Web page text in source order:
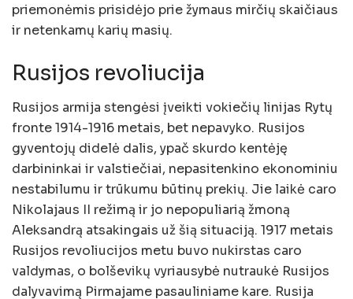
priemonėmis prisidėjo prie žymaus mirčių skaičiaus
ir netenkamų karių masių.
Rusijos revoliucija
Rusijos armija stengėsi įveikti vokiečių linijas Rytų
fronte 1914-1916 metais, bet nepavyko. Rusijos
gyventojų didelė dalis, ypač skurdo kentėję
darbininkai ir valstiečiai, nepasitenkino ekonominiu
nestabilumu ir trūkumu būtinų prekių. Jie laikė caro
Nikolajaus II režimą ir jo nepopuliarią žmoną
Aleksandrą atsakingais už šią situaciją. 1917 metais
Rusijos revoliucijos metu buvo nukirstas caro
valdymas, o bolševikų vyriausybė nutraukė Rusijos
dalyvavimą Pirmajame pasauliniame kare. Rusija